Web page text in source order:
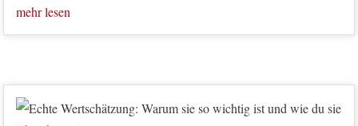
mehr lesen